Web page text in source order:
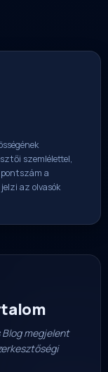
szemlélettel,
a
az olvasók
Blog megjelent